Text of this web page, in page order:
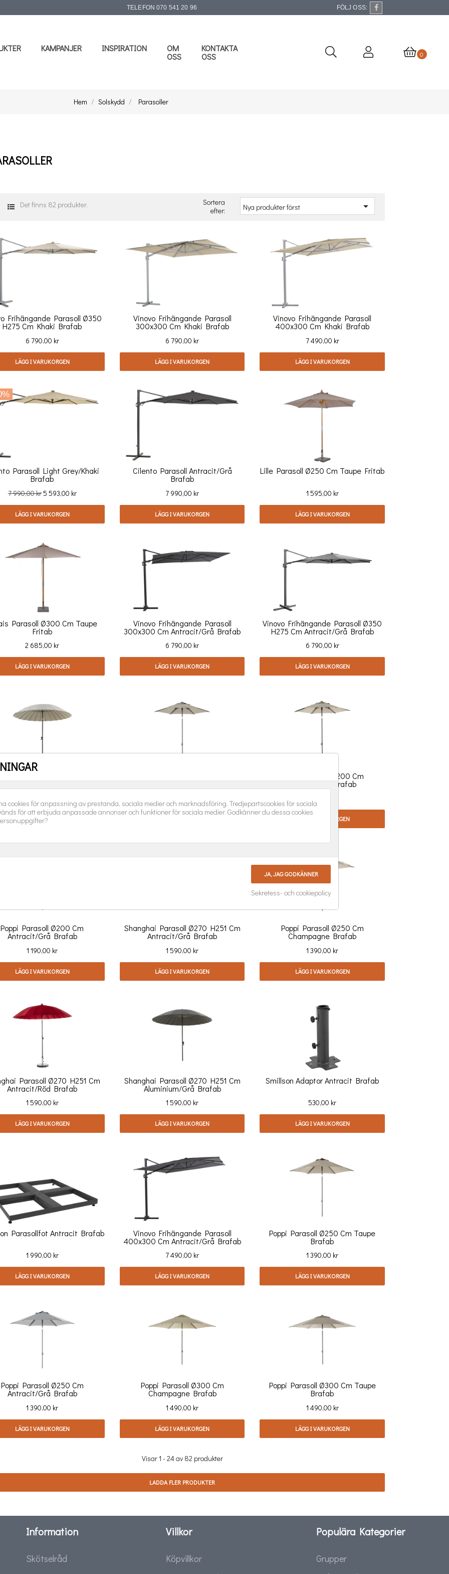
TELEFON 070 541 20 96 FÖLJ OSS:
KAMPANJER INSPIRATION
OM
OSS
KONTAKTA
OSS
0
Hem Solskydd Parasoller
Det finns 82 produkter.
Sortera
efter:
Nya produkter först 
Frihängande Parasoll Ø350
H275 Cm Khaki Brafab
Pris
6 790,00 kr
LÄGG I VARUKORGEN
Vinovo Frihängande Parasoll
300x300 Cm Khaki Brafab
Pris
6 790,00 kr
LÄGG I VARUKORGEN
Vinovo Frihängande Parasoll
400x300 Cm Khaki Brafab
Pris
7 490,00 kr
LÄGG I VARUKORGEN
Parasoll Light Grey/khaki
Brafab
Ord.
7 990,00 kr Pris
5 593,00 kr
LÄGG I VARUKORGEN
Cilento Parasoll Antracit/grå
Brafab
Pris
7 990,00 kr
LÄGG I VARUKORGEN
Lille Parasoll Ø250 Cm Taupe Fritab
Pris
1 595,00 kr
LÄGG I VARUKORGEN
Parasoll Ø300 Cm Taupe
Fritab
Pris
2 685,00 kr
LÄGG I VARUKORGEN
Vinovo Frihängande Parasoll
300x300 Cm Antracit/grå Brafab
Pris
6 790,00 kr
LÄGG I VARUKORGEN
Vinovo Frihängande Parasoll Ø350
H275 Cm Antracit/grå Brafab
Pris
6 790,00 kr
LÄGG I VARUKORGEN
Antracit/khaki Brafab
LÄGG I VARUKORGEN
Brafab
Poppi Parasoll Ø200 Cm
Champagne Brafab
LÄGG I VARUKORGEN
Poppi Parasoll Ø200 Cm
Antracit/grå Brafab
Pris
1 190,00 kr
LÄGG I VARUKORGEN
Shanghai Parasoll Ø270 H251 Cm
Antracit/grå Brafab
Pris
1 590,00 kr
LÄGG I VARUKORGEN
Poppi Parasoll Ø250 Cm
Champagne Brafab
Pris
1 390,00 kr
LÄGG I VARUKORGEN
Parasoll Ø270 H251 Cm
Antracit/röd Brafab
Pris
1 590,00 kr
LÄGG I VARUKORGEN
Shanghai Parasoll Ø270 H251 Cm
Aluminium/grå Brafab
Pris
1 590,00 kr
LÄGG I VARUKORGEN
Smillson Adaptor Antracit Brafab
Pris
530,00 kr
LÄGG I VARUKORGEN
Parasollfot Antracit Brafab
Pris
1 990,00 kr
LÄGG I VARUKORGEN
Vinovo Frihängande Parasoll
400x300 Cm Antracit/grå Brafab
Pris
7 490,00 kr
LÄGG I VARUKORGEN
Poppi Parasoll Ø250 Cm Taupe
Brafab
Pris
1 390,00 kr
LÄGG I VARUKORGEN
Poppi Parasoll Ø250 Cm
Antracit/grå Brafab
Pris
1 390,00 kr
LÄGG I VARUKORGEN
Poppi Parasoll Ø300 Cm
Champagne Brafab
Pris
1 490,00 kr
LÄGG I VARUKORGEN
Poppi Parasoll Ø300 Cm Taupe
Brafab
Pris
1 490,00 kr
LÄGG I VARUKORGEN
Visar 1 - 24 av 82 produkter
LADDA FLER PRODUKTER
Information
Skötselråd
Villkor
Köpvillkor
Populära Kategorier
Grupper
cookies för anpassning av prestanda, sociala medier och marknadsföring. Tredjepartscookies för sociala
för att erbjuda anpassade annonser och funktioner för sociala medier. Godkänner du dessa cookies
Sekretess- och cookiepolicy